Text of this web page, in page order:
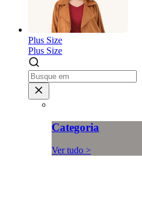
Plus Size
Plus Size
Categoria
Ver tudo >